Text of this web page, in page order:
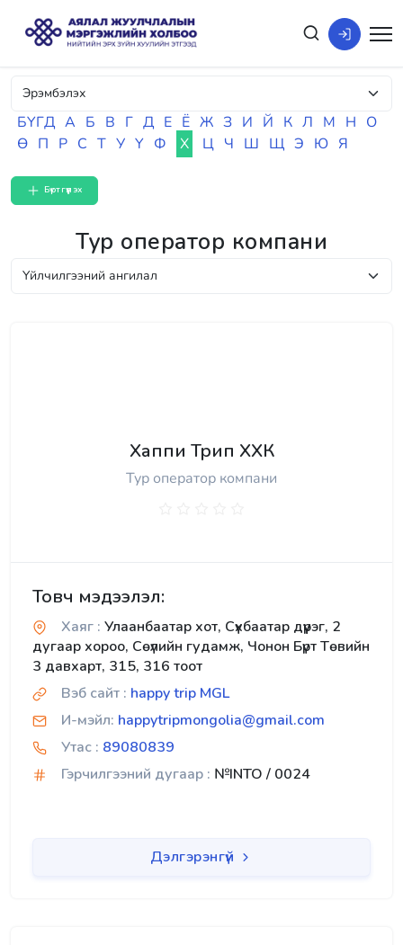
БҮГД А Б В Г Д Е Ё Ж З И Й К Л М Н О
Ө П Р С Т У Ү Ф Х Ц Ч Ш Щ Э Ю Я
Бүртгүүлэх
Тур оператор компани
Хаппи Трип ХХК
Тур оператор компани
Товч мэдээлэл:
Хаяг : Улаанбаатар хот, Сүхбаатар дүүрэг, 2
дугаар хороо, Сөүлийн гудамж, Чонон Бүрт Төвийн
3 давхарт, 315, 316 тоот
Вэб сайт : happy trip MGL
И-мэйл: happytripmongolia@gmail.com
Утас : 89080839
Гэрчилгээний дугаар : №INTO / 0024
Дэлгэрэнгүй